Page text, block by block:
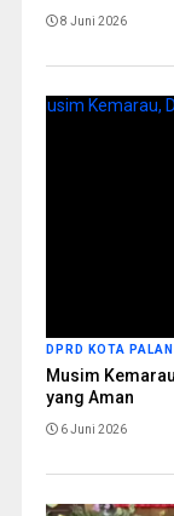
8 Juni 2026
DPRD KOTA
Musim
yang Aman
6 Juni 2026